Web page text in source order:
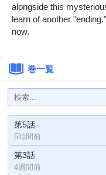
alongside this
learn of another
now.
巻一覧
第5話
5時間前
第3話
4週間前